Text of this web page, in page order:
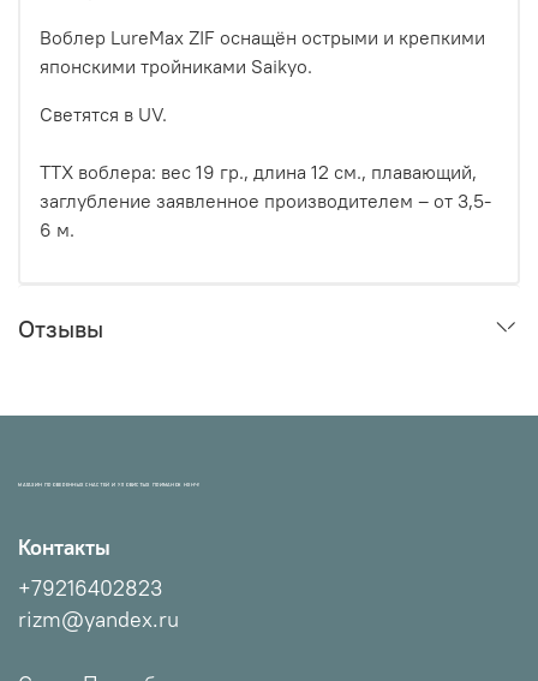
Воблер LureMax ZIF оснащён острыми и крепкими
японскими тройниками Saikyo.
Светятся в UV.
ТТХ воблера: вес 19 гр., длина 12 см., плавающий,
заглубление заявленное производителем – от 3,5-
6 м.
Отзывы
МАГАЗИН ПРОВЕРЕННЫХ СНАСТЕЙ И УЛОВИСТЫХ ПРИМАНОК НХНЧ!
Контакты
+79216402823
rizm@yandex.ru